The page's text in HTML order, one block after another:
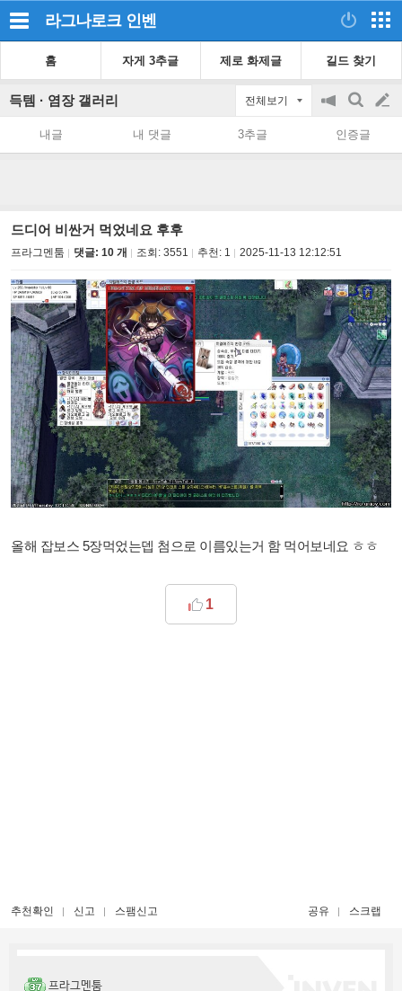
라그나로크 인벤
홈 자게 3추글 제로 화제글 길드 찾기
득템 · 염장 갤러리 전체보기
공
on/off
검
색
글
쓰
내글 내 댓글 3추글 인증글
드디어 비싼거 먹었네요 후후
프라그멘툼 댓글: 10 개 조회: 3551 추천: 1 2025-11-13 12:12:51
올해 잡보스 5장먹었는뎁 첨으로 이름있는거 함 먹어보네요 ㅎㅎ
1
추천확인 신고 스팸신고 공유 스크랩
프라그멘툼